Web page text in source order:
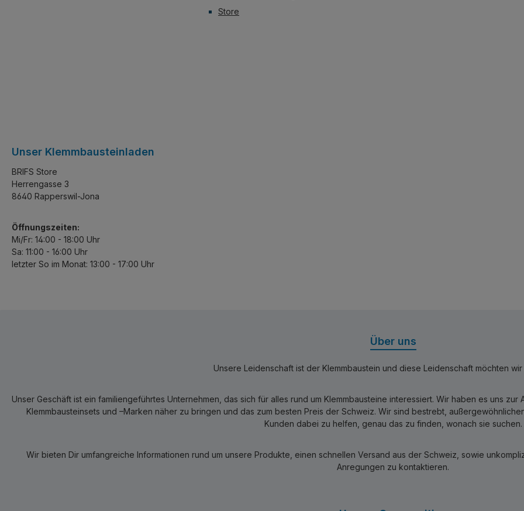
Store
Unser Klemmbausteinladen
BRIFS Store
Herrengasse 3
8640 Rapperswil-Jona
Öffnungszeiten:
Mi/Fr: 14:00 - 18:00 Uhr
Sa: 11:00 - 16:00 Uhr
letzter So im Monat: 13:00 - 17:00 Uhr
Über uns
Unsere Leidenschaft ist der Klemmbaustein und diese Leidenschaft möchten wir
Unser Geschäft ist ein familiengeführtes Unternehmen, das sich für alles rund um Klemmbausteine interessiert. Wir haben es uns
Klemmbausteinsets und –Marken näher zu bringen und das zum besten Preis der Schweiz. Wir sind bestrebt,
Kunden dabei zu helfen, genau das zu finden, wonach sie suchen.
Wir bieten Dir umfangreiche Informationen rund um unsere Produkte, einen schnellen Versand aus der Schweiz, sowie
Anregungen zu kontaktieren.